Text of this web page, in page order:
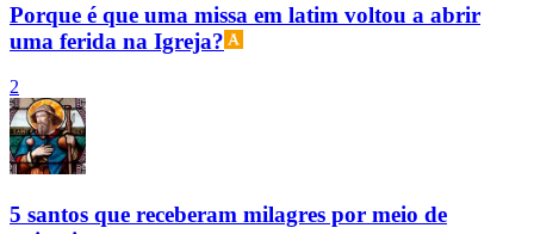
Porque é que uma missa em latim voltou a abrir
uma ferida na Igreja?
2
5 santos que receberam milagres por meio de